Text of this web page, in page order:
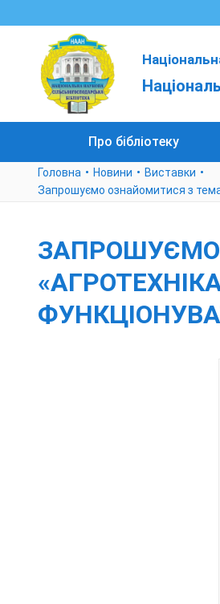
Про бібліотеку
Головна Новини
Виставки
Запрошуємо ознайомитися з